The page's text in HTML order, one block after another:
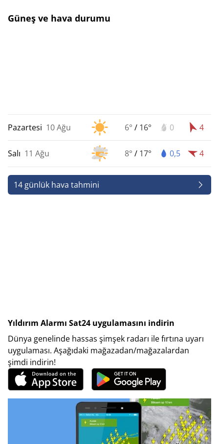
Güneş ve hava durumu
Pazartesi 10 Ağu 6° / 16° 0 4
Salı 11 Ağu 8° / 17° 0,5 4
14 günlük hava tahmini
Yıldırım Alarmı Sat24 uygulamasını indirin
Dünya genelinde hassas şimşek radarı ile fırtına uyarı
uygulaması. Aşağıdaki mağazadan/mağazalardan
şimdi indirin!